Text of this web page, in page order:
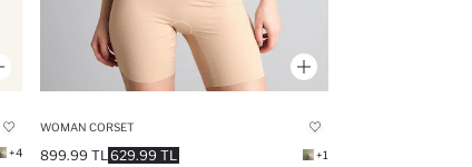
+4
WOMAN CORSET
629.99 TL
899.99 TL +1